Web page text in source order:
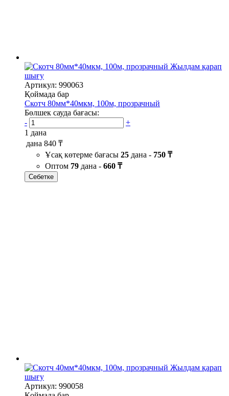
Жылдам қарап
шығу
Артикул: 990063
Қоймада бар
Скотч 80мм*40мкм, 100м, прозрачный
Бөлшек сауда бағасы:
-
+
1 дана
дана 840 ₸
Ұсақ көтерме бағасы 25 дана - 750 ₸
Оптом 79 дана - 660 ₸
Себетке
Жылдам қарап
шығу
Артикул: 990058